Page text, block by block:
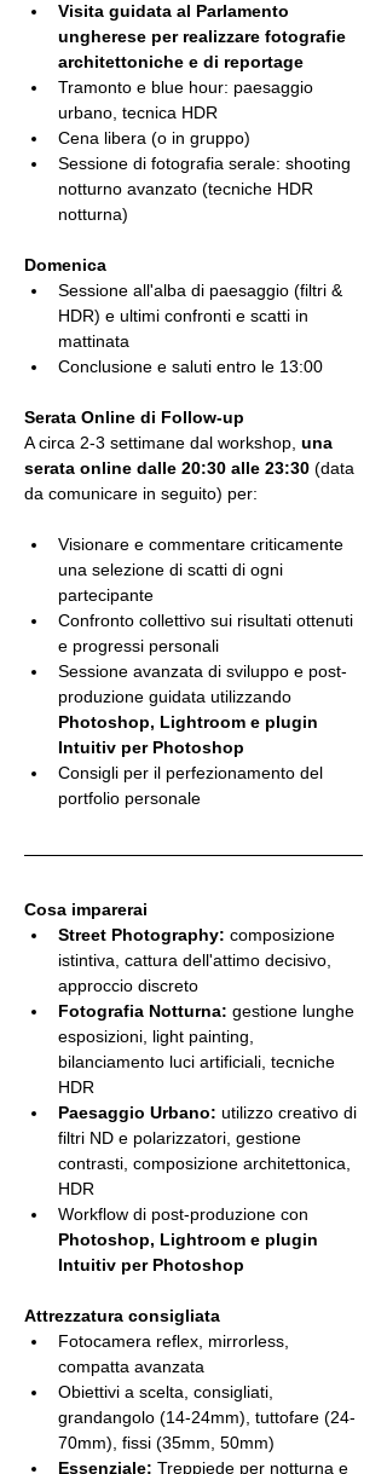
Visita guidata al Parlamento
ungherese per realizzare fotografie
architettoniche e di reportage
Tramonto e blue hour: paesaggio
urbano, tecnica HDR
Cena libera (o in gruppo)
Sessione di fotografia serale: shooting
notturno avanzato (tecniche HDR
notturna)
Domenica
Sessione all'alba di paesaggio (filtri &
HDR) e ultimi confronti e scatti in
mattinata
Conclusione e saluti entro le 13:00
Serata Online di Follow-up
A circa 2-3 settimane dal workshop, una
serata online dalle 20:30 alle 23:30 (data
da comunicare in seguito) per:
Visionare e commentare criticamente
una selezione di scatti di ogni
partecipante
Confronto collettivo sui risultati ottenuti
e progressi personali
Sessione avanzata di sviluppo e post-
produzione guidata utilizzando
Photoshop, Lightroom e plugin
Intuitiv per Photoshop
Consigli per il perfezionamento del
portfolio personale
Cosa imparerai
Street Photography: composizione
istintiva, cattura dell'attimo decisivo,
approccio discreto
Fotografia Notturna: gestione lunghe
esposizioni, light painting,
bilanciamento luci artificiali, tecniche
HDR
Paesaggio Urbano: utilizzo creativo di
filtri ND e polarizzatori, gestione
contrasti, composizione architettonica,
HDR
Workflow di post-produzione con
Photoshop, Lightroom e plugin
Intuitiv per Photoshop
Attrezzatura consigliata
Fotocamera reflex, mirrorless,
compatta avanzata
Obiettivi a scelta, consigliati,
grandangolo (14-24mm), tuttofare (24-
70mm), fissi (35mm, 50mm)
Essenziale: Treppiede per notturna e